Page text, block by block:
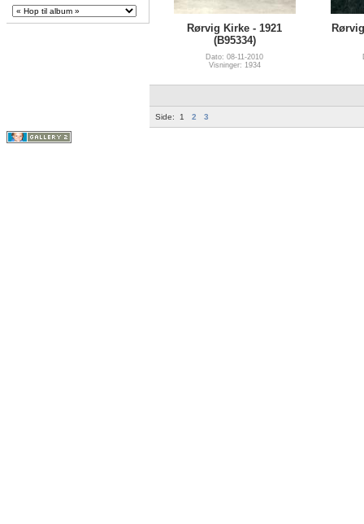
Rørvig Kirke - 1921
(B95334)
Dato: 08-11-2010
Visninger: 1934
Side: 1 2 3